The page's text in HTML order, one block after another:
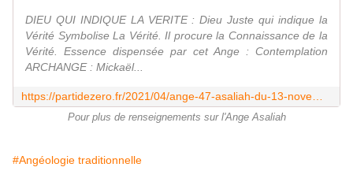
DIEU QUI INDIQUE LA VERITE : Dieu Juste qui indique la
Vérité Symbolise La Vérité. Il procure la Connaissance de la
Vérité. Essence dispensée par cet Ange : Contemplation
ARCHANGE : Mickaël...
https://partidezero.fr/2021/04/ange-47-asaliah-du-13-novembre-au-17-novembre.jour-1.13-novembre.html
Pour plus de renseignements sur l'Ange Asaliah
#Angéologie traditionnelle